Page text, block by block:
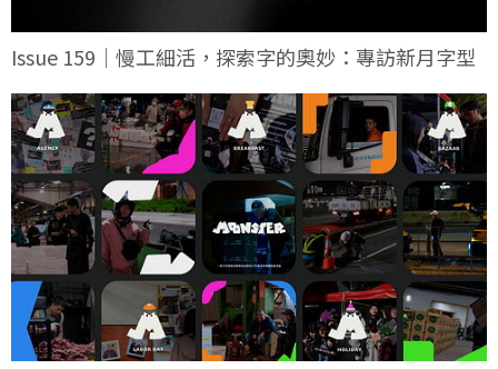
Issue 159｜慢工細活，探索字的奧妙：專訪新月字型